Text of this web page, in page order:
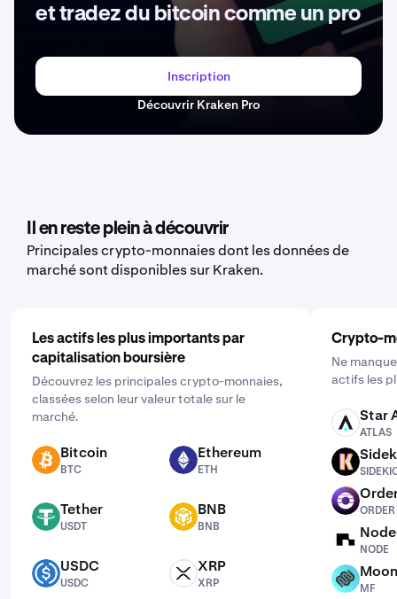
et tradez du bitcoin comme un pro
Inscription
Découvrir Kraken Pro
Il en reste plein à découvrir
Principales crypto-monnaies dont les données de
marché sont disponibles sur Kraken.
Les actifs les plus importants par
capitalisation boursière
Découvrez les principales crypto-monnaies,
classées selon leur valeur totale sur le
marché.
BTC Bitcoin
BTC
ETH Ethereum
ETH
USDT Tether
USDT
BNB BNB
BNB
USDC USDC
USDC
XRP XRP
XRP
Crypto-
Ne
actifs les
ATLAS Star
ATLAS
SIDEKICK
ORDER
ORDER
NODE
NODE
MF
MF